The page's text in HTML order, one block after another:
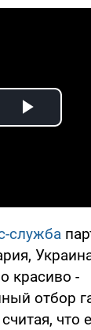
Play
служба
красиво -
отбор
что